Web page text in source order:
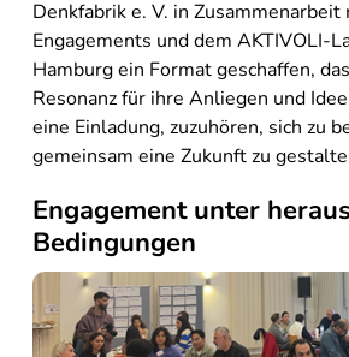
Denkfabrik e. V. in
Engagements und dem AKTIVOLI-
Hamburg ein Format geschaffen,
Resonanz für ihre Anliegen und
eine Einladung, zuzuhören, sich zu
gemeinsam eine Zukunft zu
Engagement unter
Bedingungen